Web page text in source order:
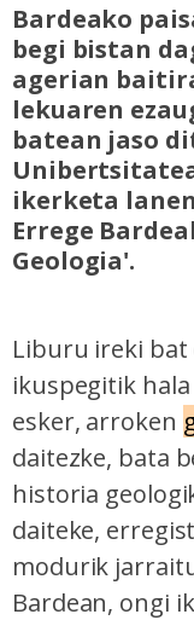
Bardeako
begi bistan
agerian
lekuaren
batean jaso
ikerketa
Errege
Geologia'.
Liburu ireki bat
ikuspegitik
esker, arroken
daitezke, bata
historia
daiteke,
modurik
Bardean, ongi